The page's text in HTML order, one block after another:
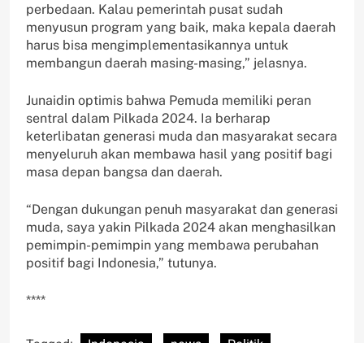
perbedaan. Kalau pemerintah pusat sudah
menyusun program yang baik, maka kepala daerah
harus bisa mengimplementasikannya untuk
membangun daerah masing-masing,” jelasnya.
Junaidin optimis bahwa Pemuda memiliki peran
sentral dalam Pilkada 2024. Ia berharap
keterlibatan generasi muda dan masyarakat secara
menyeluruh akan membawa hasil yang positif bagi
masa depan bangsa dan daerah.
“Dengan dukungan penuh masyarakat dan generasi
muda, saya yakin Pilkada 2024 akan menghasilkan
pemimpin-pemimpin yang membawa perubahan
positif bagi Indonesia,” tutunya.
****